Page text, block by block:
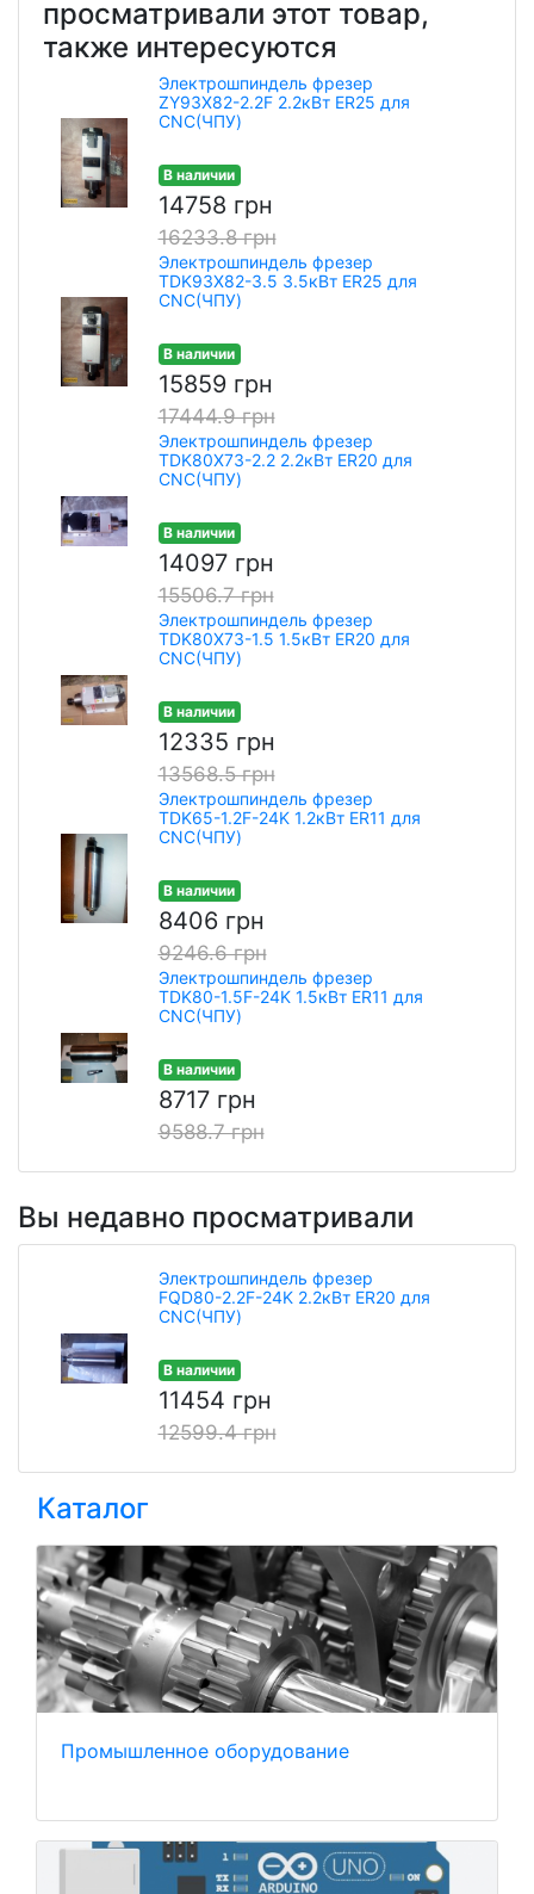
просматривали этот товар,
также интересуются
Электрошпиндель фрезер
ZY93X82-2.2F 2.2кВт ER25 для
CNC(ЧПУ)
В наличии
14758 грн
16233.8 грн
Электрошпиндель фрезер
TDK93X82-3.5 3.5кВт ER25 для
CNC(ЧПУ)
В наличии
15859 грн
17444.9 грн
Электрошпиндель фрезер
TDK80X73-2.2 2.2кВт ER20 для
CNC(ЧПУ)
В наличии
14097 грн
15506.7 грн
Электрошпиндель фрезер
TDK80X73-1.5 1.5кВт ER20 для
CNC(ЧПУ)
В наличии
12335 грн
13568.5 грн
Электрошпиндель фрезер
TDK65-1.2F-24K 1.2кВт ER11 для
CNC(ЧПУ)
В наличии
8406 грн
9246.6 грн
Электрошпиндель фрезер
TDK80-1.5F-24K 1.5кВт ER11 для
CNC(ЧПУ)
В наличии
8717 грн
9588.7 грн
Вы недавно просматривали
Электрошпиндель фрезер
FQD80-2.2F-24K 2.2кВт ER20 для
CNC(ЧПУ)
В наличии
11454 грн
12599.4 грн
Каталог
Промышленное оборудование